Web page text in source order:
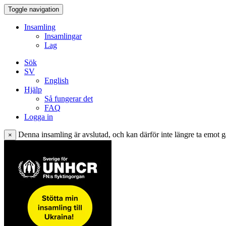
Toggle navigation
Insamling
Insamlingar
Lag
Sök
SV
English
Hjälp
Så fungerar det
FAQ
Logga in
× Denna insamling är avslutad, och kan därför inte längre ta emot